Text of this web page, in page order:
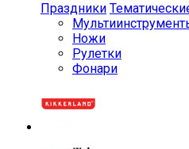
Праздники
Ножи
Рулетки
Фонари